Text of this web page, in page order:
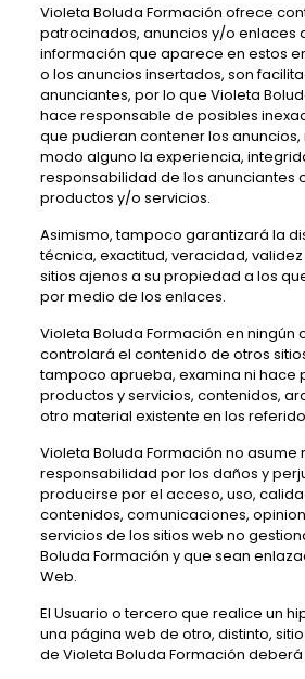
Violeta Boluda Formación ofrece
patrocinados, anuncios y/o enlaces
información que aparece en estos
o los anuncios insertados, son
anunciantes, por lo que Violeta
hace responsable de posibles
que pudieran contener los anuncios,
modo alguno la experiencia,
responsabilidad de los anunciantes
productos y/o servicios.
Asimismo, tampoco garantizará la
técnica, exactitud, veracidad,
sitios ajenos a su propiedad a los
por medio de los enlaces.
Violeta Boluda Formación en ningún
controlará el contenido de otros
tampoco aprueba, examina ni hace
productos y servicios, contenidos,
otro material existente en los
Violeta Boluda Formación no asume
responsabilidad por los daños y
producirse por el acceso, uso,
contenidos, comunicaciones,
servicios de los sitios web no
Boluda Formación y que sean
Web.
El Usuario o tercero que realice un
una página web de otro, distinto,
de Violeta Boluda Formación deberá